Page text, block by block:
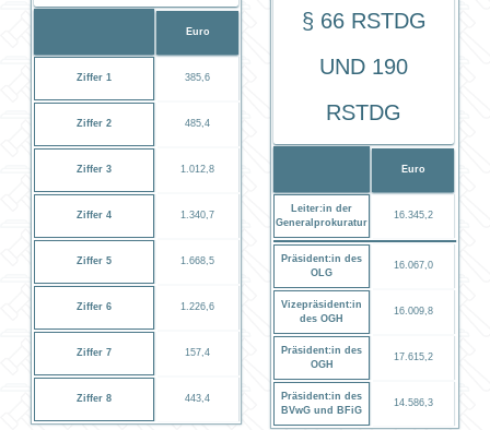
Euro
Ziffer 1 385,6
Ziffer 2 485,4
Ziffer 3 1.012,8
Ziffer 4 1.340,7
Ziffer 5 1.668,5
Ziffer 6 1.226,6
Ziffer 7 157,4
Ziffer 8 443,4
§ 66 RStDG
und 190
RStDG
Euro
Leiter:in der
Generalprokuratur
16.345,2
Präsident:in des
OLG
16.067,0
Vizepräsident:in
des OGH
16.009,8
Präsident:in des
OGH
17.615,2
Präsident:in des
BVwG und BFiG
14.586,3